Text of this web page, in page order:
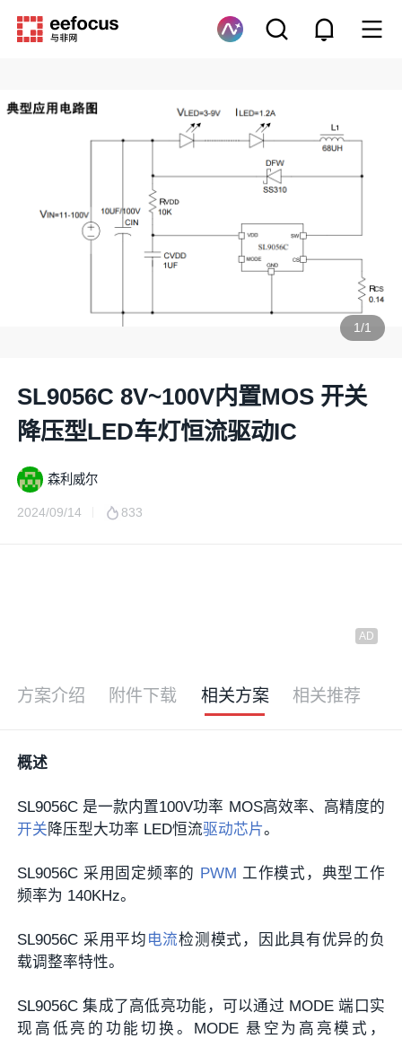
1/1
SL9056C 8V~100V内置MOS 开关
降压型LED车灯恒流驱动IC
森利威尔
2024/09/14 833
方案介绍 附件下载 相关方案 相关推荐
概述
SL9056C 是一款内置100V功率 MOS高效率、高精度的
开关 降压型大功率 LED恒流驱动芯片。
SL9056C 采用固定频率的 PWM 工作模式，典型工作
频率为 140KHz。
SL9056C 采用平均 电流检测模式，因此具有优异的负
载调整率特性。
SL9056C 集成了高低亮功能，可以通过 MODE 端口实
现高低亮的功能切换。MODE 悬空为高亮模式，